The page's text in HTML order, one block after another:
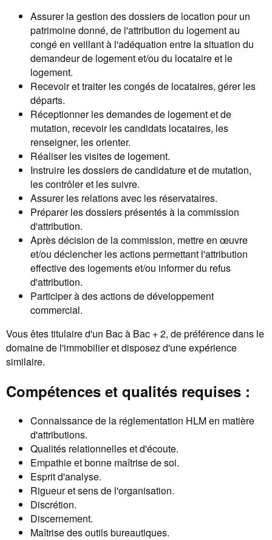
Assurer la gestion des dossiers de location pour un
patrimoine donné, de l'attribution du logement au
congé en veillant à l'adéquation entre la situation du
demandeur de logement et/ou du locataire et le
logement.
Recevoir et traiter les congés de locataires, gérer les
départs.
Réceptionner les demandes de logement et de
mutation, recevoir les candidats locataires, les
renseigner, les orienter.
Réaliser les visites de logement.
Instruire les dossiers de candidature et de mutation,
les contrôler et les suivre.
Assurer les relations avec les réservataires.
Préparer les dossiers présentés à la commission
d'attribution.
Après décision de la commission, mettre en œuvre
et/ou déclencher les actions permettant l'attribution
effective des logements et/ou informer du refus
d'attribution.
Participer à des actions de développement
commercial.
Vous êtes titulaire d'un Bac à Bac + 2, de préférence dans le
domaine de l'immobilier et disposez d'une expérience
similaire.
Compétences et qualités requises :
Connaissance de la réglementation HLM en matière
d'attributions.
Qualités relationnelles et d'écoute.
Empathie et bonne maîtrise de soi.
Esprit d'analyse.
Rigueur et sens de l'organisation.
Discrétion.
Discernement.
Maîtrise des outils bureautiques.